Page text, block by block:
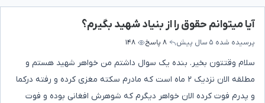
آیا میتوانم حقوق را از بنیاد شهید بگیرم؟
پرسیده شده ۵ سال پیش ۸ پاسخ ۱۴۸
سلام وقتتون بخیر. بنده یک سوال داشتم من خواهر شهید هستم و
مطلقه الان نزدیک ۲ ماه است که مادرم سکته مغزی کرده و رفته درکما
و پدرم فوت کرده الان خواهر دیگرم که شوهرش افغانی بوده و فوت